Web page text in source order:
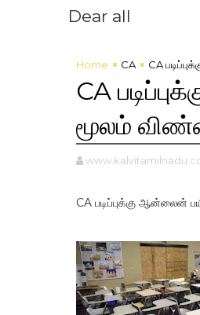
Dear all
Home CA CA
CA
மூலம்
CA படிப்புக்கு ஆன்லைன்